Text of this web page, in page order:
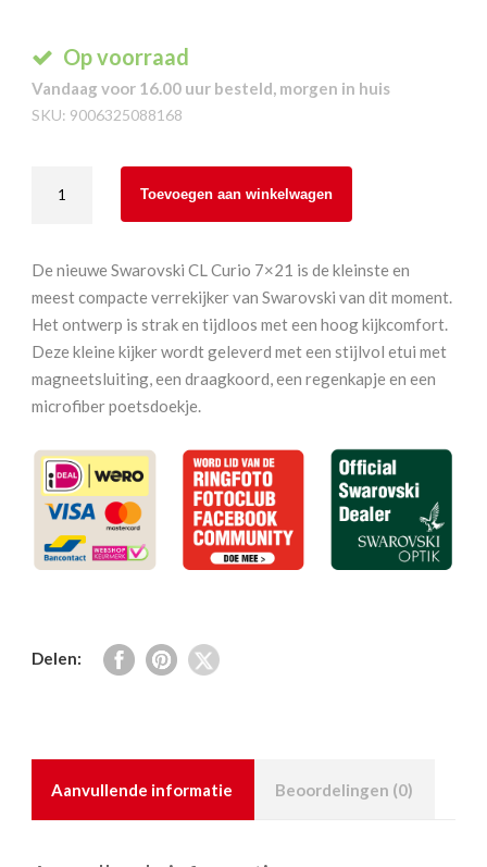
Op voorraad
Vandaag voor 16.00 uur besteld, morgen in huis
SKU: 9006325088168
7x21
Burnt
Orange
aantal
Toevoegen aan winkelwagen
De nieuwe Swarovski CL Curio 7×21 is de kleinste en
meest compacte verrekijker van Swarovski van dit moment.
Het ontwerp is strak en tijdloos met een hoog kijkcomfort.
Deze kleine kijker wordt geleverd met een stijlvol etui met
magneetsluiting, een draagkoord, een regenkapje en een
microfiber poetsdoekje.
Delen:
Aanvullende informatie Beoordelingen (0)